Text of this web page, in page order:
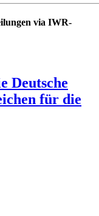
via IWR-
Deutsche
für die